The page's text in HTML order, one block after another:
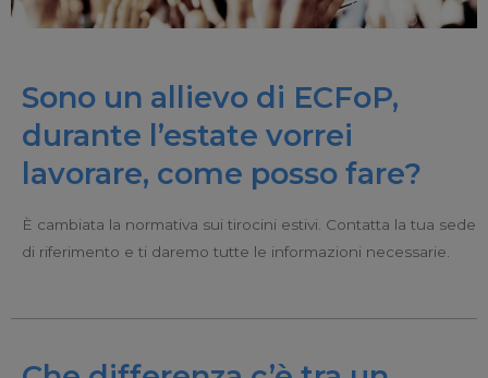
Sono un allievo di ECFoP,
durante l’estate vorrei
lavorare, come posso fare?
È cambiata la normativa sui tirocini estivi. Contatta la tua sede
di riferimento e ti daremo tutte le informazioni necessarie.